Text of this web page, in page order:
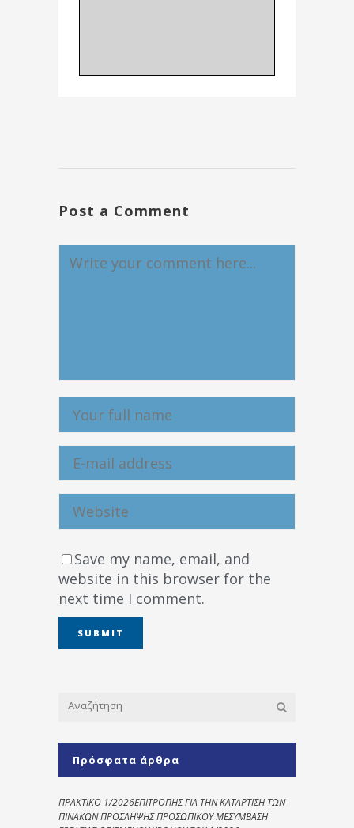
Post a Comment
Save my name, email, and
website in this browser for the
next time I comment.
Πρόσφατα άρθρα
ΠΡΑΚΤΙΚΟ 1/2026ΕΠΙΤΡΟΠΗΣ ΓΙΑ ΤΗΝ ΚΑΤΑΡΤΙΣΗ ΤΩΝ
ΠΙΝΑΚΩΝ ΠΡΟΣΛΗΨΗΣ ΠΡΟΣΩΠΙΚΟΥ ΜΕΣΥΜΒΑΣΗ